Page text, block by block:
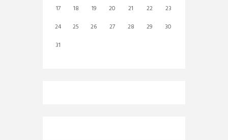
17
18 19 20 21 22
23
24
25 26 27 28 29
30
31